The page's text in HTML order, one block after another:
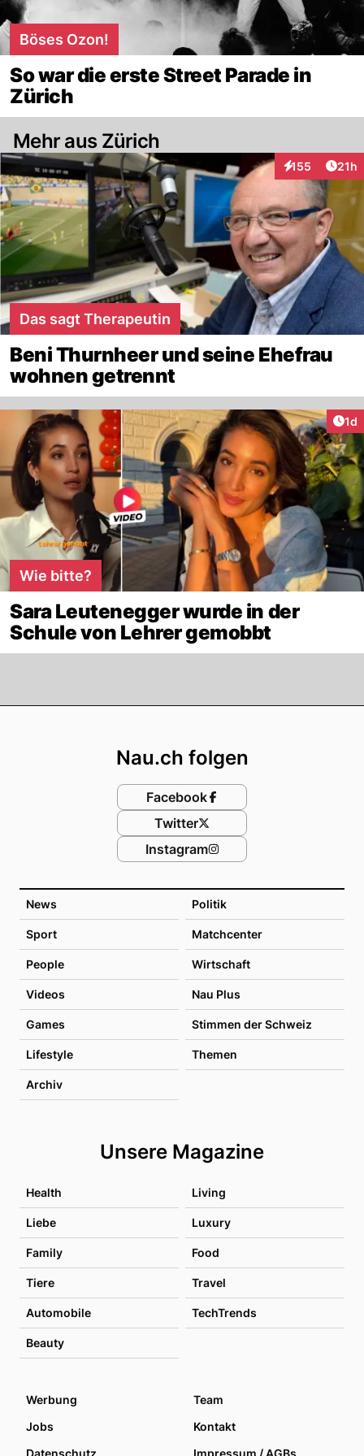
Böses Ozon!
So war die erste Street Parade in
Zürich
Mehr aus Zürich
155
Interaktionen
21h
Das sagt Therapeutin
Beni Thurnheer und seine Ehefrau
wohnen getrennt
1d
Wie bitte?
Sara Leutenegger wurde in der
Schule von Lehrer gemobbt
News Politik
Sport Matchcenter
People Wirtschaft
Videos Nau Plus
Games Stimmen der Schweiz
Lifestyle Themen
Archiv
Unsere Magazine
Health Living
Liebe Luxury
Family Food
Tiere Travel
Automobile TechTrends
Beauty
Nau.ch folgen
Facebook
Twitter
Instagram
Werbung
Team
Jobs
Kontakt
Datenschutz
Impressum / AGBs